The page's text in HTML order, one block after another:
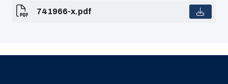
741966-x.pdf